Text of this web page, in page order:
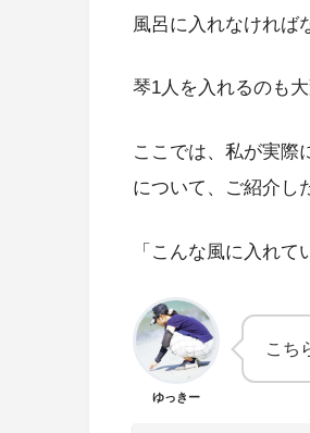
風呂に入れなければ
琴1人を入れるのも
ここでは、私が実際
について、ご紹介し
「こんな風に入れ
ゆっきー
こち